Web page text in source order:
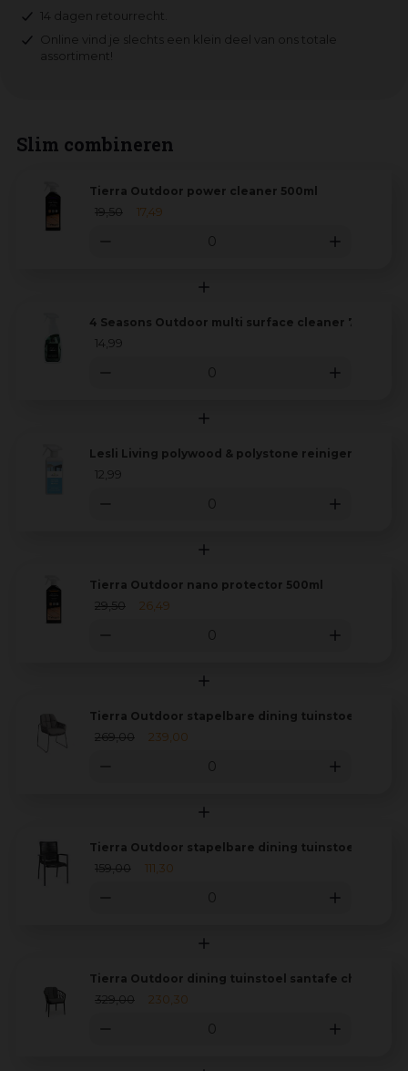
14 dagen retourrecht.
Online vind je slechts een klein deel van ons totale
assortiment!
Slim combineren
Tierra Outdoor power cleaner 500ml
19,50 1749
4 Seasons Outdoor multi surface cleaner 750ml
14 99
Lesli Living polywood & polystone reiniger 500ml
12 99
Tierra Outdoor nano protector 500ml
29,50 2649
Tierra Outdoor stapelbare dining tuinstoel rivera
269,00 239 00
Tierra Outdoor stapelbare dining tuinstoel foxx
159,00 111 30
Tierra Outdoor dining tuinstoel santafe charcoal
329,00 230 30